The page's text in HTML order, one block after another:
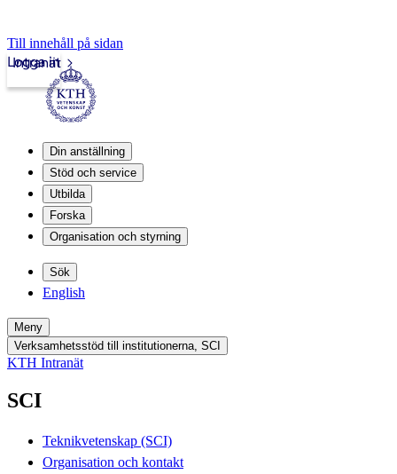
Till innehåll på sidan
Intranät
Logga in
Din anställning
Stöd och service
Utbilda
Forska
Organisation och styrning
Sök
English
Meny
Verksamhetsstöd till institutionerna, SCI
KTH Intranät
SCI
Teknikvetenskap (SCI)
Organisation och kontakt